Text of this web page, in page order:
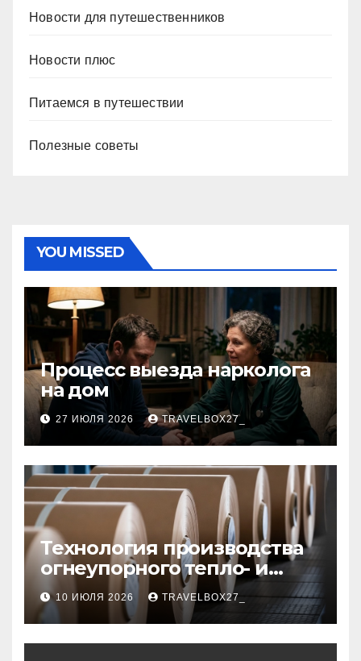
Новости для путешественников
Новости плюс
Питаемся в путешествии
Полезные советы
YOU MISSED
Процесс выезда нарколога
на дом
27 ИЮЛЯ 2026 TRAVELBOX27_
Технология производства
огнеупорного тепло- и
звукоизоляционного
картона из
муллитокремнеземистого
волокна
10 ИЮЛЯ 2026 TRAVELBOX27_